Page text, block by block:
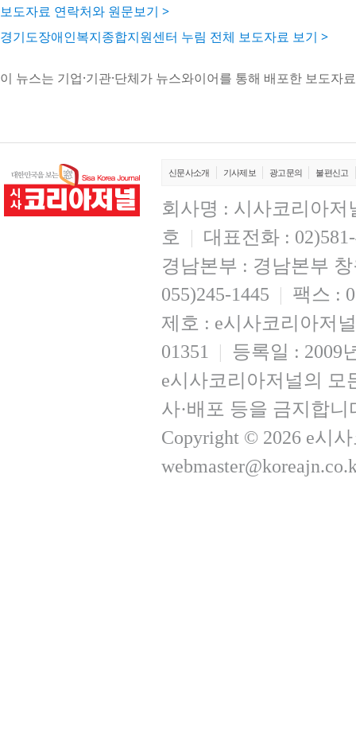
보도자료 연락처와 원문보기 >
경기도장애인복지종합지원센터 누림 전체 보도자료 보기 >
이 뉴스는 기업·기관·단체가 뉴스와이어를 통해 배포한 보도자